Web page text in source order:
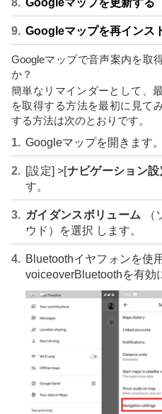
Googleマップを更新する
Googleマップを再インス
Googleマップで音声案内を取
か？
簡単なリマインダーとして、
を取得する方法を最初に見て
する方法は次のとおりです。
Googleマップを開きます。
[設定] >[ナビゲーション設
す。
ガイダンスボリューム
ウド）を選択 します。
Bluetoothイヤフォンを使
voiceoverBluetoothを有効